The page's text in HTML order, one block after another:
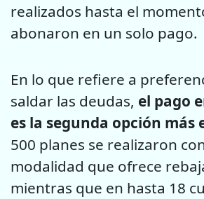
realizados hasta el
abonaron en un solo pago.
En lo que refiere a
saldar las deudas, el pago
es la segunda opción más
500 planes se realizaron
modalidad que ofrece
mientras que en hasta 18